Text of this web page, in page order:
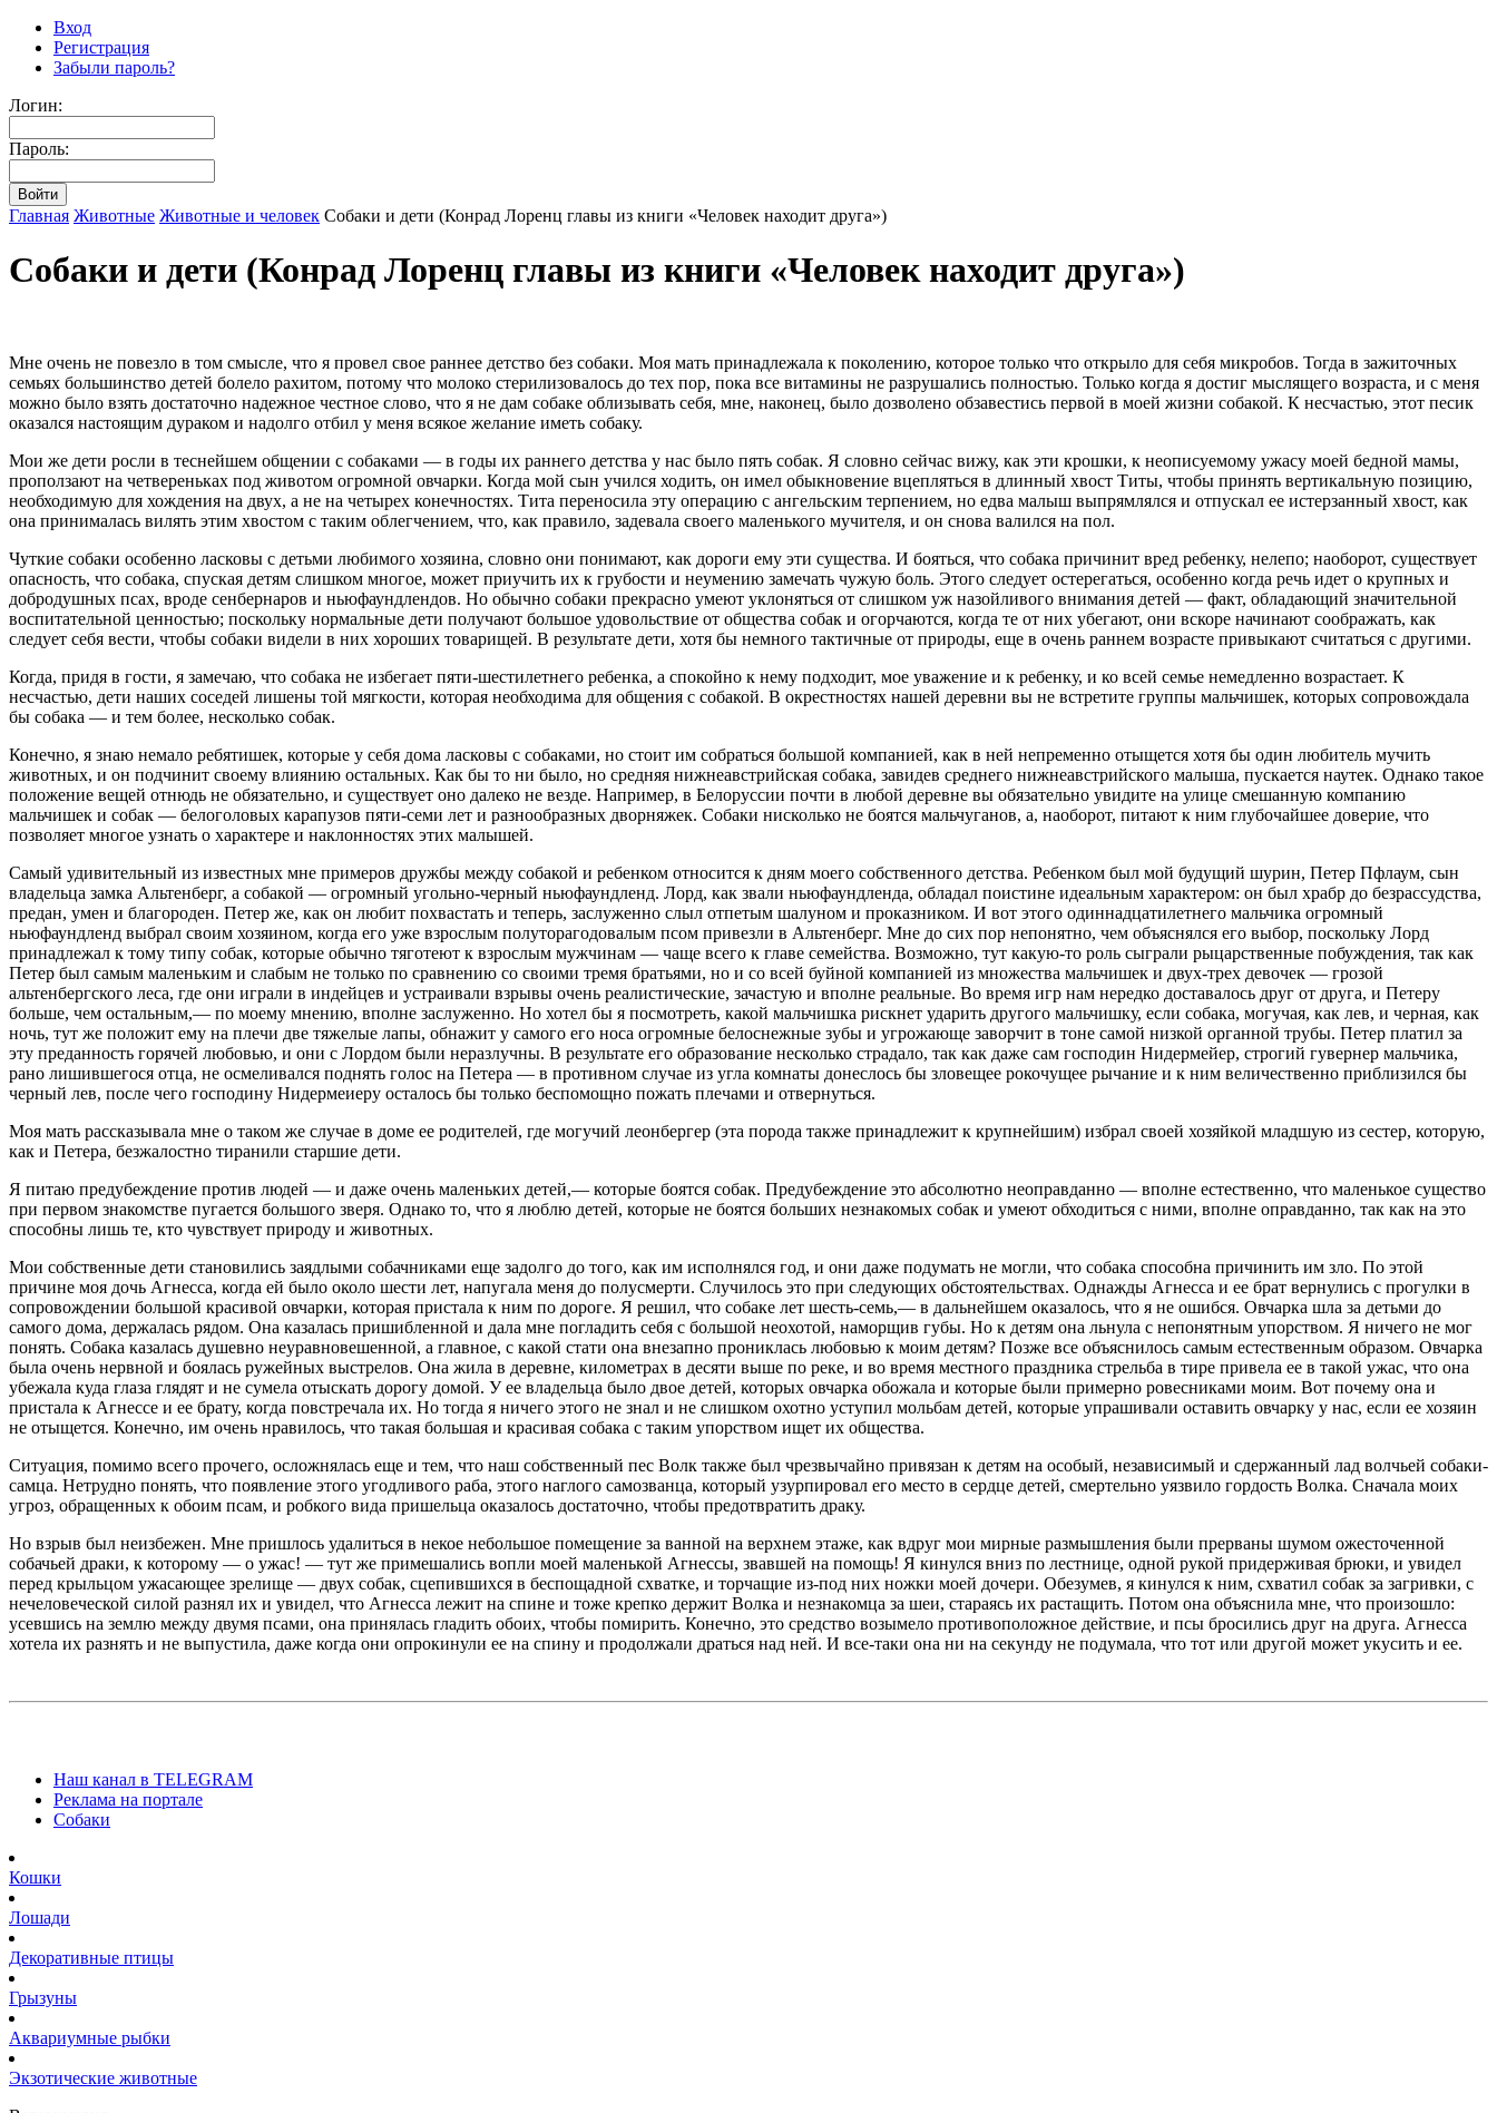
Вход
Регистрация
Забыли пароль?
Логин:
Пароль:
Главная Животные Животные и человек Собаки и дети (Конрад Лоренц главы из книги «Человек находит друга»)
Собаки и дети (Конрад Лоренц главы из книги «Человек находит друга»)
Мне очень не повезло в том смысле, что я провел свое раннее детство без собаки. Моя мать принадлежала к поколению, которое только что открыло для себя микробов. Тогда в зажиточных
семьях большинство детей болело рахитом, потому что молоко стерилизовалось до тех пор, пока все витамины не разрушались полностью. Только когда я достиг мыслящего возраста, и с меня
можно было взять достаточно надежное честное слово, что я не дам собаке облизывать себя, мне, наконец, было дозволено обзавестись первой в моей жизни собакой. К несчастью, этот песик
оказался настоящим дураком и надолго отбил у меня всякое желание иметь собаку.
Мои же дети росли в теснейшем общении с собаками — в годы их раннего детства у нас было пять собак. Я словно сейчас вижу, как эти крошки, к неописуемому ужасу моей бедной мамы,
проползают на четвереньках под животом огромной овчарки. Когда мой сын учился ходить, он имел обыкновение вцепляться в длинный хвост Титы, чтобы принять вертикальную позицию,
необходимую для хождения на двух, а не на четырех конечностях. Тита переносила эту операцию с ангельским терпением, но едва малыш выпрямлялся и отпускал ее истерзанный хвост, как
она принималась вилять этим хвостом с таким облегчением, что, как правило, задевала своего маленького мучителя, и он снова валился на пол.
Чуткие собаки особенно ласковы с детьми любимого хозяина, словно они понимают, как дороги ему эти существа. И бояться, что собака причинит вред ребенку, нелепо; наоборот, существует
опасность, что собака, спуская детям слишком многое, может приучить их к грубости и неумению замечать чужую боль. Этого следует остерегаться, особенно когда речь идет о крупных и
добродушных псах, вроде сенбернаров и ньюфаундлендов. Но обычно собаки прекрасно умеют уклоняться от слишком уж назойливого внимания детей — факт, обладающий значительной
воспитательной ценностью; поскольку нормальные дети получают большое удовольствие от общества собак и огорчаются, когда те от них убегают, они вскоре начинают соображать, как
следует себя вести, чтобы собаки видели в них хороших товарищей. В результате дети, хотя бы немного тактичные от природы, еще в очень раннем возрасте привыкают считаться с другими.
Когда, придя в гости, я замечаю, что собака не избегает пяти-шестилетнего ребенка, а спокойно к нему подходит, мое уважение и к ребенку, и ко всей семье немедленно возрастает. К
несчастью, дети наших соседей лишены той мягкости, которая необходима для общения с собакой. В окрестностях нашей деревни вы не встретите группы мальчишек, которых сопровождала
бы собака — и тем более, несколько собак.
Конечно, я знаю немало ребятишек, которые у себя дома ласковы с собаками, но стоит им собраться большой компанией, как в ней непременно отыщется хотя бы один любитель мучить
животных, и он подчинит своему влиянию остальных. Как бы то ни было, но средняя нижнеавстрийская собака, завидев среднего нижнеавстрийского малыша, пускается наутек. Однако такое
положение вещей отнюдь не обязательно, и существует оно далеко не везде. Например, в Белоруссии почти в любой деревне вы обязательно увидите на улице смешанную компанию
мальчишек и собак — белоголовых карапузов пяти-семи лет и разнообразных дворняжек. Собаки нисколько не боятся мальчуганов, а, наоборот, питают к ним глубочайшее доверие, что
позволяет многое узнать о характере и наклонностях этих малышей.
Самый удивительный из известных мне примеров дружбы между собакой и ребенком относится к дням моего собственного детства. Ребенком был мой будущий шурин, Петер Пфлаум, сын
владельца замка Альтенберг, а собакой — огромный угольно-черный ньюфаундленд. Лорд, как звали ньюфаундленда, обладал поистине идеальным характером: он был храбр до безрассудства,
предан, умен и благороден. Петер же, как он любит похвастать и теперь, заслуженно слыл отпетым шалуном и проказником. И вот этого одиннадцатилетнего мальчика огромный
ньюфаундленд выбрал своим хозяином, когда его уже взрослым полуторагодовалым псом привезли в Альтенберг. Мне до сих пор непонятно, чем объяснялся его выбор, поскольку Лорд
принадлежал к тому типу собак, которые обычно тяготеют к взрослым мужчинам — чаще всего к главе семейства. Возможно, тут какую-то роль сыграли рыцарственные побуждения, так как
Петер был самым маленьким и слабым не только по сравнению со своими тремя братьями, но и со всей буйной компанией из множества мальчишек и двух-трех девочек — грозой
альтенбергского леса, где они играли в индейцев и устраивали взрывы очень реалистические, зачастую и вполне реальные. Во время игр нам нередко доставалось друг от друга, и Петеру
больше, чем остальным,— по моему мнению, вполне заслуженно. Но хотел бы я посмотреть, какой мальчишка рискнет ударить другого мальчишку, если собака, могучая, как лев, и черная, как
ночь, тут же положит ему на плечи две тяжелые лапы, обнажит у самого его носа огромные белоснежные зубы и угрожающе заворчит в тоне самой низкой органной трубы. Петер платил за
эту преданность горячей любовью, и они с Лордом были неразлучны. В результате его образование несколько страдало, так как даже сам господин Нидермейер, строгий гувернер мальчика,
рано лишившегося отца, не осмеливался поднять голос на Петера — в противном случае из угла комнаты донеслось бы зловещее рокочущее рычание и к ним величественно приблизился бы
черный лев, после чего господину Нидермеиеру осталось бы только беспомощно пожать плечами и отвернуться.
Моя мать рассказывала мне о таком же случае в доме ее родителей, где могучий леонбергер (эта порода также принадлежит к крупнейшим) избрал своей хозяйкой младшую из сестер, которую,
как и Петера, безжалостно тиранили старшие дети.
Я питаю предубеждение против людей — и даже очень маленьких детей,— которые боятся собак. Предубеждение это абсолютно неоправданно — вполне естественно, что маленькое существо
при первом знакомстве пугается большого зверя. Однако то, что я люблю детей, которые не боятся больших незнакомых собак и умеют обходиться с ними, вполне оправданно, так как на это
способны лишь те, кто чувствует природу и животных.
Мои собственные дети становились заядлыми собачниками еще задолго до того, как им исполнялся год, и они даже подумать не могли, что собака способна причинить им зло. По этой
причине моя дочь Агнесса, когда ей было около шести лет, напугала меня до полусмерти. Случилось это при следующих обстоятельствах. Однажды Агнесса и ее брат вернулись с прогулки в
сопровождении большой красивой овчарки, которая пристала к ним по дороге. Я решил, что собаке лет шесть-семь,— в дальнейшем оказалось, что я не ошибся. Овчарка шла за детьми до
самого дома, держалась рядом. Она казалась пришибленной и дала мне погладить себя с большой неохотой, наморщив губы. Но к детям она льнула с непонятным упорством. Я ничего не мог
понять. Собака казалась душевно неуравновешенной, а главное, с какой стати она внезапно прониклась любовью к моим детям? Позже все объяснилось самым естественным образом. Овчарка
была очень нервной и боялась ружейных выстрелов. Она жила в деревне, километрах в десяти выше по реке, и во время местного праздника стрельба в тире привела ее в такой ужас, что она
убежала куда глаза глядят и не сумела отыскать дорогу домой. У ее владельца было двое детей, которых овчарка обожала и которые были примерно ровесниками моим. Вот почему она и
пристала к Агнессе и ее брату, когда повстречала их. Но тогда я ничего этого не знал и не слишком охотно уступил мольбам детей, которые упрашивали оставить овчарку у нас, если ее хозяин
не отыщется. Конечно, им очень нравилось, что такая большая и красивая собака с таким упорством ищет их общества.
Ситуация, помимо всего прочего, осложнялась еще и тем, что наш собственный пес Волк также был чрезвычайно привязан к детям на особый, независимый и сдержанный лад волчьей собаки-
самца. Нетрудно понять, что появление этого угодливого раба, этого наглого самозванца, который узурпировал его место в сердце детей, смертельно уязвило гордость Волка. Сначала моих
угроз, обращенных к обоим псам, и робкого вида пришельца оказалось достаточно, чтобы предотвратить драку.
Но взрыв был неизбежен. Мне пришлось удалиться в некое небольшое помещение за ванной на верхнем этаже, как вдруг мои мирные размышления были прерваны шумом ожесточенной
собачьей драки, к которому — о ужас! — тут же примешались вопли моей маленькой Агнессы, звавшей на помощь! Я кинулся вниз по лестнице, одной рукой придерживая брюки, и увидел
перед крыльцом ужасающее зрелище — двух собак, сцепившихся в беспощадной схватке, и торчащие из-под них ножки моей дочери. Обезумев, я кинулся к ним, схватил собак за загривки, с
нечеловеческой силой разнял их и увидел, что Агнесса лежит на спине и тоже крепко держит Волка и незнакомца за шеи, стараясь их растащить. Потом она объяснила мне, что произошло:
усевшись на землю между двумя псами, она принялась гладить обоих, чтобы помирить. Конечно, это средство возымело противоположное действие, и псы бросились друг на друга. Агнесса
хотела их разнять и не выпустила, даже когда они опрокинули ее на спину и продолжали драться над ней. И все-таки она ни на секунду не подумала, что тот или другой может укусить и ее.
Наш канал в TELEGRAM
Реклама на портале
Собаки
Кошки
Лошади
Декоративные птицы
Грызуны
Аквариумные рыбки
Экзотические животные